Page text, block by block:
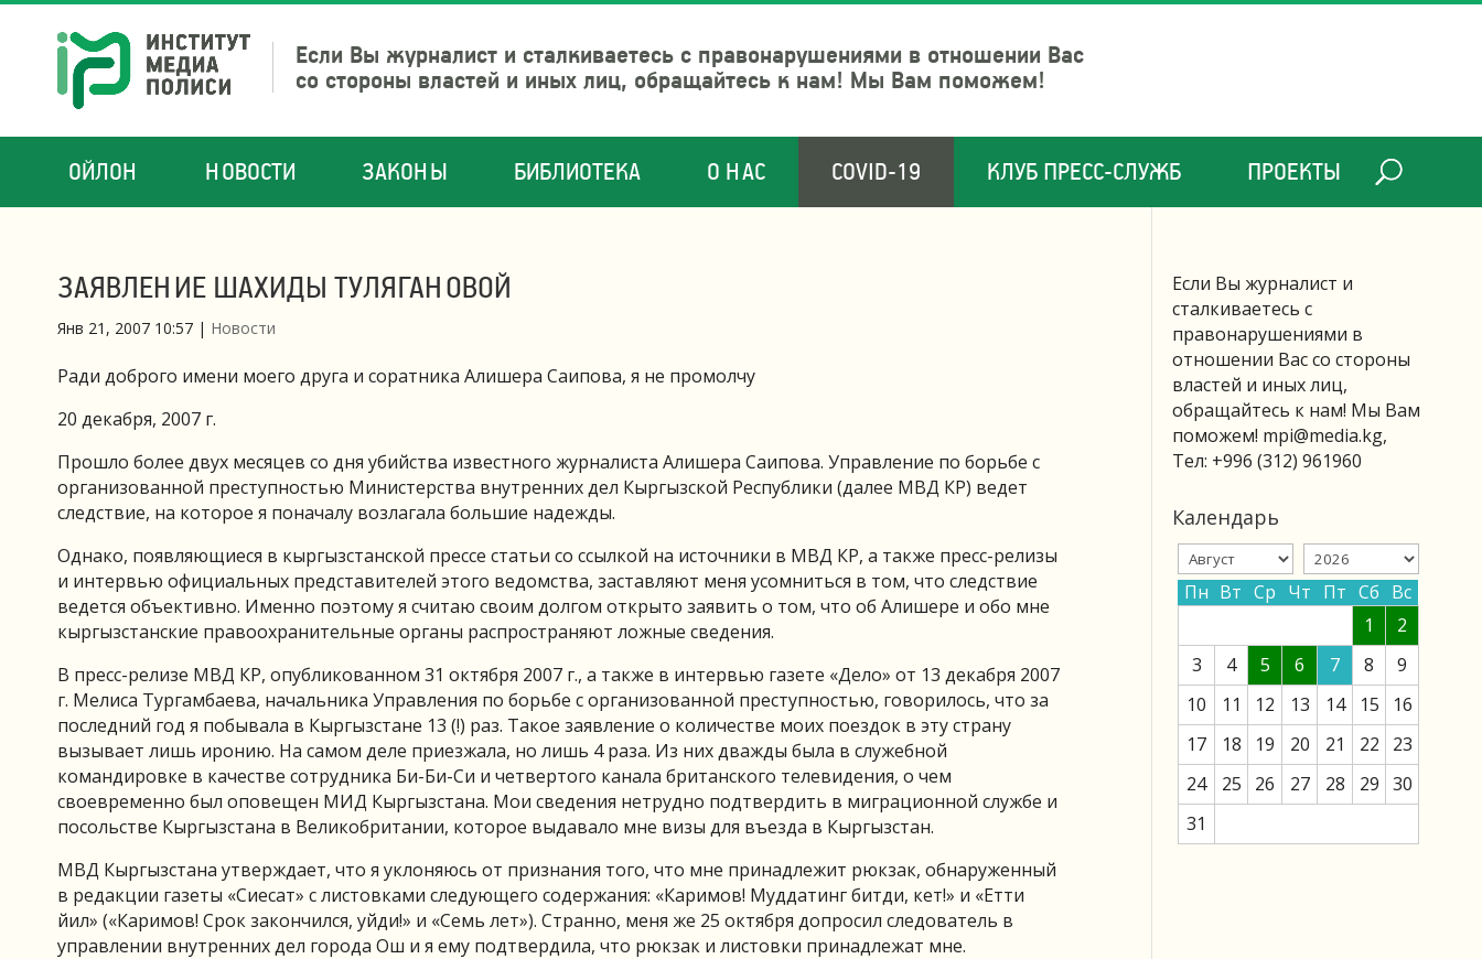
Если Вы журналист и сталкиваетесь с правонарушениями в отношении Вас
со стороны властей и иных лиц, обращайтесь к нам! Мы Вам поможем!
ОЙЛОН НОВОСТИ ЗАКОНЫ БИБЛИОТЕКА О НАС COVID-19 КЛУБ ПРЕСС-СЛУЖБ ПРОЕКТЫ
ЗАЯВЛЕНИЕ ШАХИДЫ ТУЛЯГАНОВОЙ
Янв 21, 2007 10:57 | Новости
Ради доброго имени моего друга и соратника Алишера Саипова, я не промолчу
20 декабря, 2007 г.
Прошло более двух месяцев со дня убийства известного журналиста Алишера Саипова. Управление по борьбе с
организованной преступностью Министерства внутренних дел Кыргызской Республики (далее МВД КР) ведет
следствие, на которое я поначалу возлагала большие надежды.
Однако, появляющиеся в кыргызстанской прессе статьи со ссылкой на источники в МВД КР, а также пресс-релизы
и интервью официальных представителей этого ведомства, заставляют меня усомниться в том, что следствие
ведется объективно. Именно поэтому я считаю своим долгом открыто заявить о том, что об Алишере и обо мне
кыргызстанские правоохранительные органы распространяют ложные сведения.
В пресс-релизе МВД КР, опубликованном 31 октября 2007 г., а также в интервью газете «Дело» от 13 декабря 2007
г. Мелиса Тургамбаева, начальника Управления по борьбе с организованной преступностью, говорилось, что за
последний год я побывала в Кыргызстане 13 (!) раз. Такое заявление о количестве моих поездок в эту страну
вызывает лишь иронию. На самом деле приезжала, но лишь 4 раза. Из них дважды была в служебной
командировке в качестве сотрудника Би-Би-Си и четвертого канала британского телевидения, о чем
своевременно был оповещен МИД Кыргызстана. Мои сведения нетрудно подтвердить в миграционной службе и
посольстве Кыргызстана в Великобритании, которое выдавало мне визы для въезда в Кыргызстан.
МВД Кыргызстана утверждает, что я уклоняюсь от признания того, что мне принадлежит рюкзак, обнаруженный
в редакции газеты «Сиесат» с листовками следующего содержания: «Каримов! Муддатинг битди, кет!» и «Етти
йил» («Каримов! Срок закончился, уйди!» и «Семь лет»). Странно, меня же 25 октября допросил следователь в
управлении внутренних дел города Ош и я ему подтвердила, что рюкзак и листовки принадлежат мне.
Если Вы журналист и
сталкиваетесь с
правонарушениями в
отношении Вас со стороны
властей и иных лиц,
обращайтесь к нам! Мы Вам
поможем! mpi@media.kg,
Тел: +996 (312) 961960
Календарь
Пн Вт Ср Чт Пт Сб Вс
1
2
3
4 5 6 7 8
9
10
11 12 13 14 15
16
17
18 19 20 21 22
23
24
25 26 27 28 29 30
31